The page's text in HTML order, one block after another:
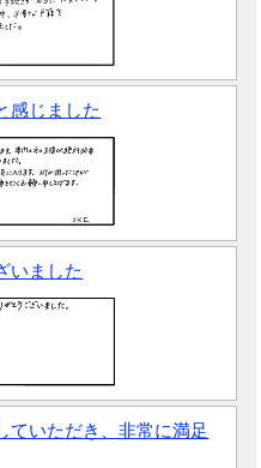
感じました
いました
ていただき、非常に満足